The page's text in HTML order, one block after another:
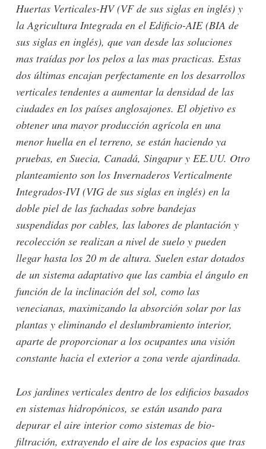
Huertas Verticales-HV (VF de sus siglas en inglés) y
la Agricultura Integrada en el Edificio-AIE (BIA de
sus siglas en inglés), que van desde las soluciones
mas traídas por los pelos a las mas practicas. Estas
dos últimas encajan perfectamente en los desarrollos
verticales tendentes a aumentar la densidad de las
ciudades en los países anglosajones. El objetivo es
obtener una mayor producción agrícola en una
menor huella en el terreno, se están haciendo ya
pruebas, en Suecia, Canadá, Singapur y EE.UU. Otro
planteamiento son los Invernaderos Verticalmente
Integrados-IVI (VIG de sus siglas en inglés) en la
doble piel de las fachadas sobre bandejas
suspendidas por cables, las labores de plantación y
recolección se realizan a nivel de suelo y pueden
llegar hasta los 20 m de altura. Suelen estar dotados
de un sistema adaptativo que las cambia el ángulo en
función de la inclinación del sol, como las
venecianas, maximizando la absorción solar por las
plantas y eliminando el deslumbramiento interior,
aparte de proporcionar a los ocupantes una visión
constante hacia el exterior a zona verde ajardinada.
Los jardines verticales dentro de los edificios basados
en sistemas hidropónicos, se están usando para
depurar el aire interior como sistemas de bio-
filtración, extrayendo el aire de los espacios que tras